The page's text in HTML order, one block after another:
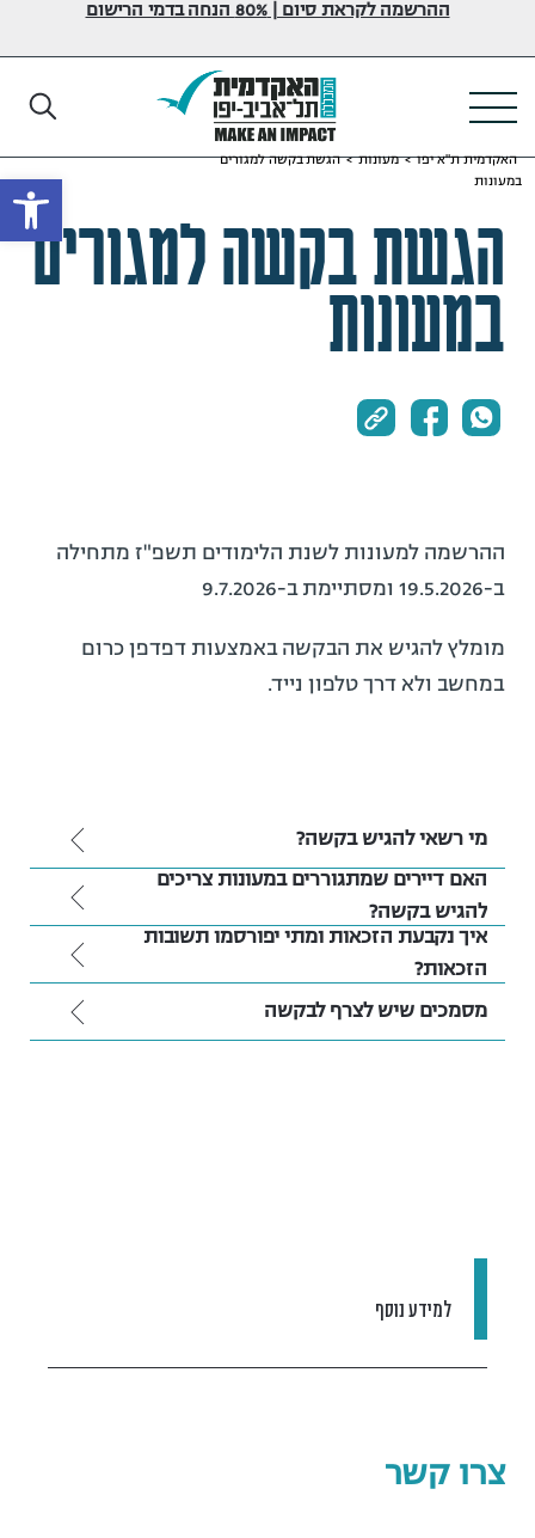
ההרשמה לקראת סיום | 80% הנחה בדמי הרישום
האקדמית ת"א יפו>מעונות>הגשת בקשה למגורים
במעונות
הגשת בקשה למגורים
במעונות
ההרשמה למעונות לשנת הלימודים תשפ"ז מתחילה
ב-19.5.2026 ומסתיימת ב-9.7.2026
מומלץ להגיש את הבקשה באמצעות דפדפן כרום
במחשב ולא דרך טלפון נייד.
מי רשאי להגיש בקשה?
האם דיירים שמתגוררים במעונות צריכים
להגיש בקשה?
איך נקבעת הזכאות ומתי יפורסמו תשובות
הזכאות?
מסמכים שיש לצרף לבקשה
למידע נוסף
צרו קשר